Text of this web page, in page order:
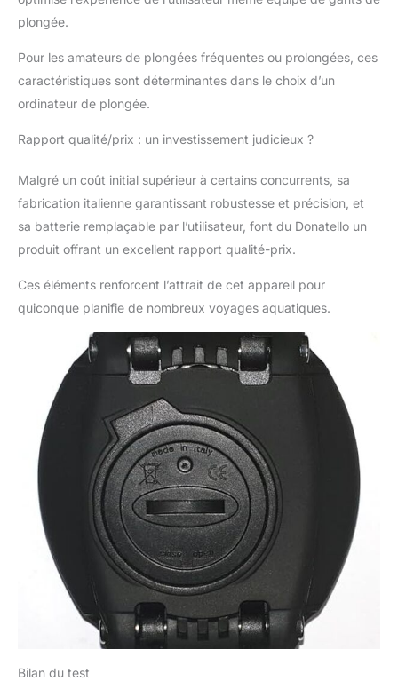
plongée avec tuba et
équipement de plongée
plongée.
Pour les amateurs de plongées fréquentes ou prolongées, ces
caractéristiques sont déterminantes dans le choix d’un
ordinateur de plongée.
Rapport qualité/prix : un investissement judicieux ?
Malgré un coût initial supérieur à certains concurrents, sa
fabrication italienne garantissant robustesse et précision, et
sa batterie remplaçable par l’utilisateur, font du Donatello un
produit offrant un excellent rapport qualité-prix.
Ces éléments renforcent l’attrait de cet appareil pour
quiconque planifie de nombreux voyages aquatiques.
Bilan du test